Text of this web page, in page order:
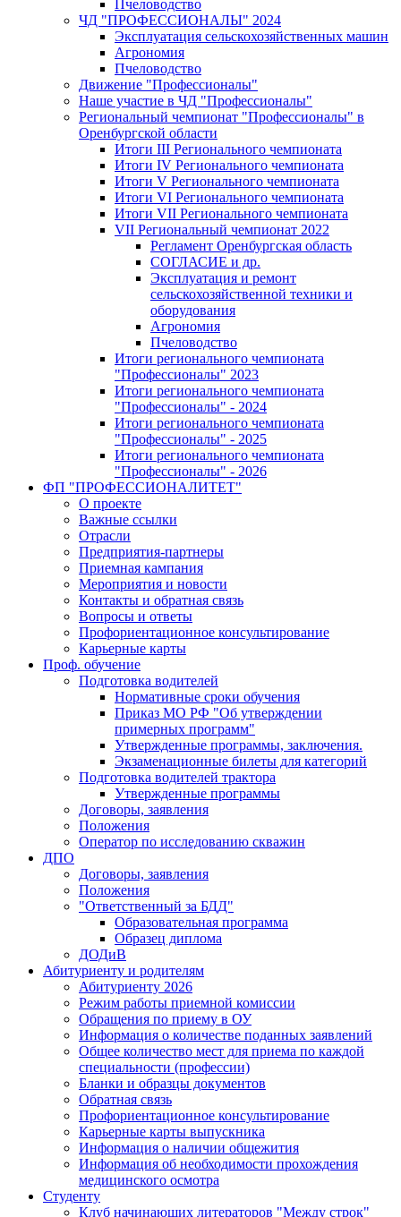
Пчеловодство
ЧД "ПРОФЕССИОНАЛЫ" 2024
Эксплуатация сельскохозяйственных машин
Агрономия
Пчеловодство
Движение "Профессионалы"
Наше участие в ЧД "Профессионалы"
Региональный чемпионат "Профессионалы" в
Оренбургской области
Итоги III Регионального чемпионата
Итоги IV Регионального чемпионата
Итоги V Регионального чемпионата
Итоги VI Регионального чемпионата
Итоги VII Регионального чемпионата
VII Региональный чемпионат 2022
Регламент Оренбургская область
СОГЛАСИЕ и др.
Эксплуатация и ремонт
сельскохозяйственной техники и
оборудования
Агрономия
Пчеловодство
Итоги регионального чемпионата
"Профессионалы" 2023
Итоги регионального чемпионата
"Профессионалы" - 2024
Итоги регионального чемпионата
"Профессионалы" - 2025
Итоги регионального чемпионата
"Профессионалы" - 2026
ФП "ПРОФЕССИОНАЛИТЕТ"
О проекте
Важные ссылки
Отрасли
Предприятия-партнеры
Приемная кампания
Мероприятия и новости
Контакты и обратная связь
Вопросы и ответы
Профориентационное консультирование
Карьерные карты
Проф. обучение
Подготовка водителей
Нормативные сроки обучения
Приказ МО РФ "Об утверждении
примерных программ"
Утвержденные программы, заключения.
Экзаменационные билеты для категорий
Подготовка водителей трактора
Утвержденные программы
Договоры, заявления
Положения
Оператор по исследованию скважин
ДПО
Договоры, заявления
Положения
"Ответственный за БДД"
Образовательная программа
Образец диплома
ДОДиВ
Абитуриенту и родителям
Абитуриенту 2026
Режим работы приемной комиссии
Обращения по приему в ОУ
Информация о количестве поданных заявлений
Общее количество мест для приема по каждой
специальности (профессии)
Бланки и образцы документов
Обратная связь
Профориентационное консультирование
Карьерные карты выпускника
Информация о наличии общежития
Информация об необходимости прохождения
медицинского осмотра
Студенту
Клуб начинающих литераторов "Между строк"